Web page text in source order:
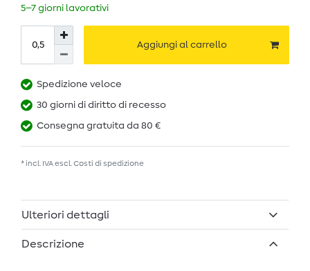
5–7 giorni lavorativi
Aggiungi al carrello
Spedizione veloce
30 giorni di diritto di recesso
Consegna gratuita da 80 €
* incl. IVA escl.Costi di spedizione
Ulteriori dettagli
Descrizione